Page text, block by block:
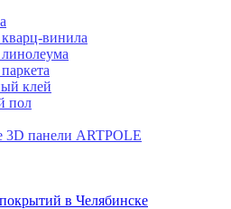
винила
клей
пол
3D панели ARTPOLE
в Челябинске